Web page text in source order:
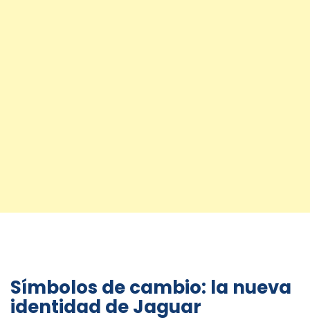
Símbolos de cambio: la nueva
identidad de Jaguar